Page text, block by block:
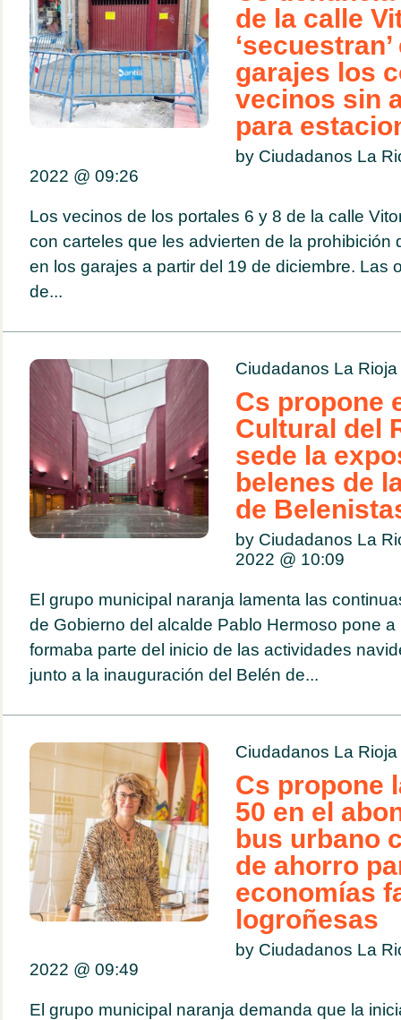
de la calle
garajes los
vecinos sin
para
by Ciudadanos La
2022 @ 09:26
Los vecinos de los portales 6 y 8 de la calle
con carteles que les advierten de la prohibición
en los garajes a partir del 19 de diciembre. Las
de...
Ciudadanos La Rioja
Cs propone
Cultural del
sede la
belenes de
de
by Ciudadanos La
2022 @ 10:09
El grupo municipal naranja lamenta las
de Gobierno del alcalde Pablo Hermoso pone
formaba parte del inicio de las actividades
junto a la inauguración del Belén de...
Ciudadanos La Rioja
Cs propone
50 en el
bus urbano
de ahorro
economías
logroñesas
by Ciudadanos La
2022 @ 09:49
El grupo municipal naranja demanda que la